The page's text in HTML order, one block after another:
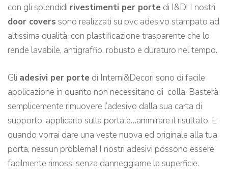
con gli splendidi rivestimenti per porte di I&D! I nostri
door covers sono realizzati su pvc adesivo stampato ad
altissima qualità, con plastificazione trasparente che lo
rende lavabile, antigraffio, robusto e duraturo nel tempo.
Gli adesivi per porte di Interni&Decori sono di facile
applicazione in quanto non necessitano di colla. Basterà
semplicemente rimuovere l’adesivo dalla sua carta di
supporto, applicarlo sulla porta e…ammirare il risultato. E
quando vorrai dare una veste nuova ed originale alla tua
porta, nessun problema! I nostri adesivi possono essere
facilmente rimossi senza danneggiarne la superficie.